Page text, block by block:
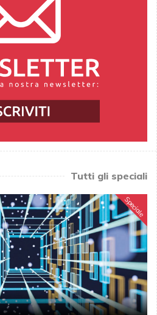
Tutti gli speciali
Speciale